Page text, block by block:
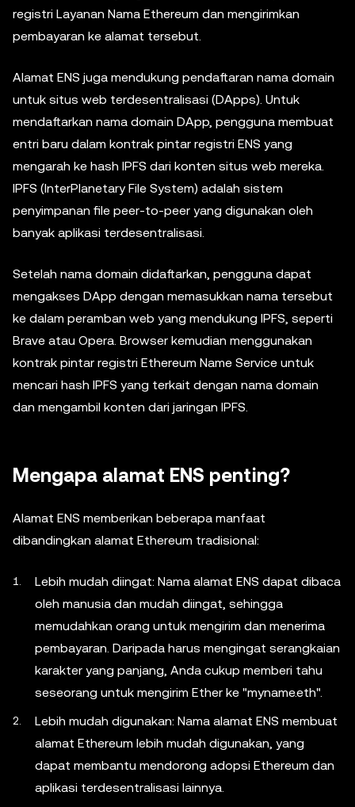
registri Layanan Nama Ethereum dan mengirimkan
pembayaran ke alamat tersebut.
Alamat ENS juga mendukung pendaftaran nama domain
untuk situs web terdesentralisasi (DApps). Untuk
mendaftarkan nama domain DApp, pengguna membuat
entri baru dalam kontrak pintar registri ENS yang
mengarah ke hash IPFS dari konten situs web mereka.
IPFS (InterPlanetary File System) adalah sistem
penyimpanan file peer-to-peer yang digunakan oleh
banyak aplikasi terdesentralisasi.
Setelah nama domain didaftarkan, pengguna dapat
mengakses DApp dengan memasukkan nama tersebut
ke dalam peramban web yang mendukung IPFS, seperti
Brave atau Opera. Browser kemudian menggunakan
kontrak pintar registri Ethereum Name Service untuk
mencari hash IPFS yang terkait dengan nama domain
dan mengambil konten dari jaringan IPFS.
Mengapa alamat ENS penting?
Alamat ENS memberikan beberapa manfaat
dibandingkan alamat Ethereum tradisional:
Lebih mudah diingat: Nama alamat ENS dapat dibaca
oleh manusia dan mudah diingat, sehingga
memudahkan orang untuk mengirim dan menerima
pembayaran. Daripada harus mengingat serangkaian
karakter yang panjang, Anda cukup memberi tahu
seseorang untuk mengirim Ether ke "myname.eth".
Lebih mudah digunakan: Nama alamat ENS membuat
alamat Ethereum lebih mudah digunakan, yang
dapat membantu mendorong adopsi Ethereum dan
aplikasi terdesentralisasi lainnya.